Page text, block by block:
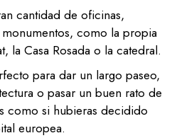
cantidad de oficinas,
como la propia
la Casa Rosada o la catedral.
para dar un largo paseo,
o pasar un buen rato de
como si hubieras decidido
europea.